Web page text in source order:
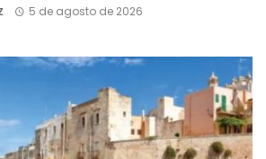
5 de agosto de 2026